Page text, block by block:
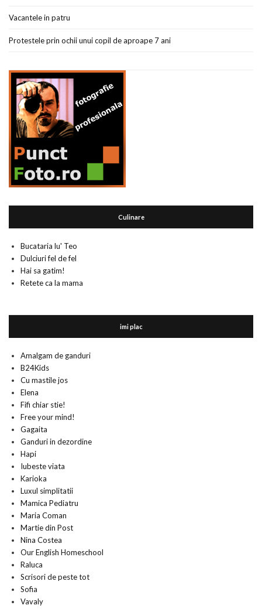
Vacantele in patru
Protestele prin ochii unui copil de aproape 7 ani
Culinare
Bucataria lu' Teo
Dulciuri fel de fel
Hai sa gatim!
Retete ca la mama
imi plac
Amalgam de ganduri
B24Kids
Cu mastile jos
Elena
Fifi chiar stie!
Free your mind!
Gagaita
Ganduri in dezordine
Hapi
Iubeste viata
Karioka
Luxul simplitatii
Mamica Pediatru
Maria Coman
Martie din Post
Nina Costea
Our English Homeschool
Raluca
Scrisori de peste tot
Sofia
Vavaly